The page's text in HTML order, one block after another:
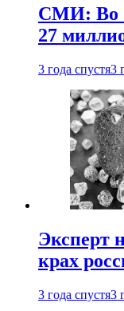
СМИ: Во
27
3 года спустя3
Эксперт
крах
3 года спустя3